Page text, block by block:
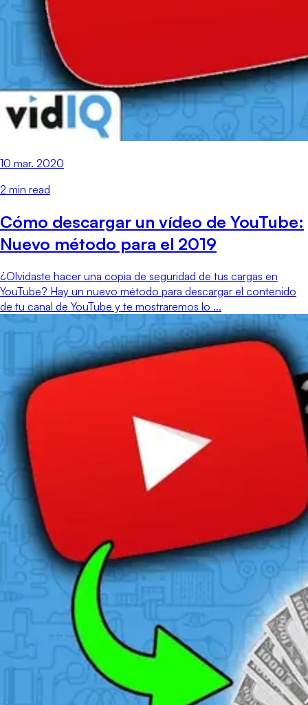
10 mar. 2020
2 min read
Cómo descargar un vídeo de YouTube:
Nuevo método para el 2019
¿Olvidaste hacer una copia de seguridad de tus cargas en
YouTube? Hay un nuevo método para descargar el contenido
de tu canal de YouTube y te mostraremos lo ...